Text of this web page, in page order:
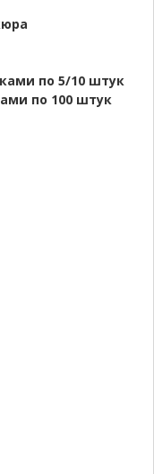
по 5/10 штук
по 100 штук